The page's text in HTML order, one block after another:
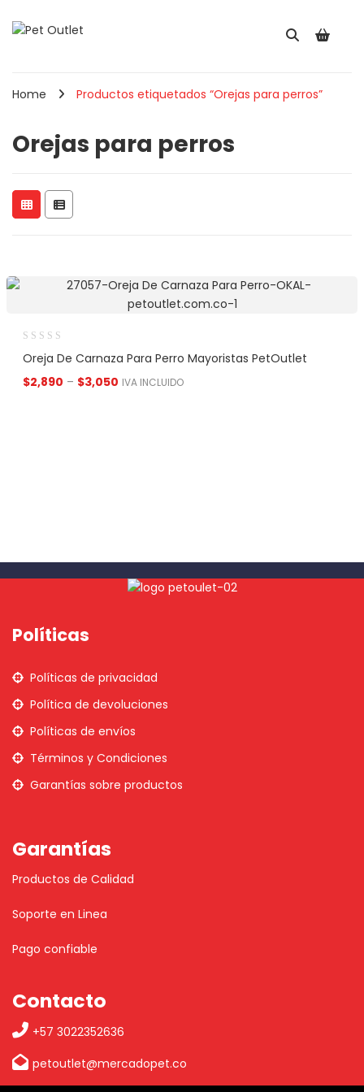
Home Productos etiquetados “Orejas para perros”
Orejas para perros
Oreja De Carnaza Para Perro Mayoristas PetOutlet
$2,890 – $3,050 IVA INCLUIDO
Políticas
Políticas de privacidad
Política de devoluciones
Políticas de envíos
Términos y Condiciones
Garantías sobre productos
Garantías
Productos de Calidad
Soporte en Linea
Pago confiable
Contacto
+57 3022352636
petoutlet@mercadopet.co